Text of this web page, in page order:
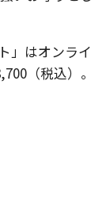
」はオンライ
（税込）。